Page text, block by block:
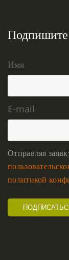
Имя
E-mail
Отправляя
политикой